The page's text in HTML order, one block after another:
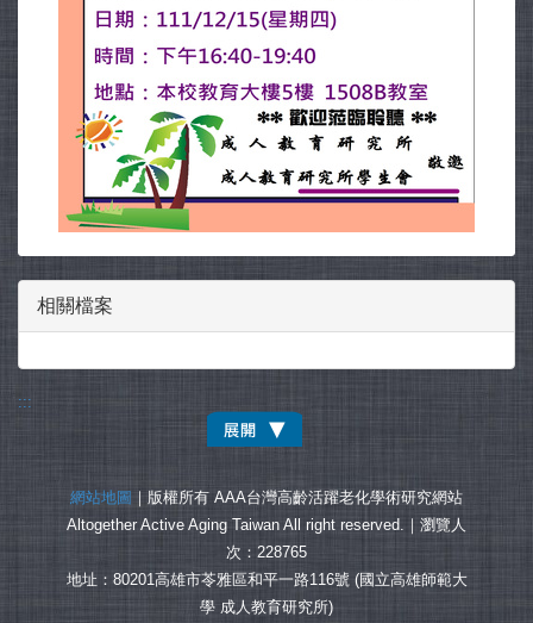
相關檔案
:::
網站地圖 ｜版權所有 AAA台灣高齡活躍老化學術研究網站
Altogether Active Aging Taiwan All right reserved.｜ 瀏覽人
次：228765
地址：80201高雄市苓雅區和平一路116號 (國立高雄師範大
學 成人教育研究所)